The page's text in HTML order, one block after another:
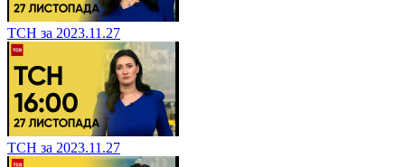
ТСН за 2023.11.27
ТСН за 2023.11.27